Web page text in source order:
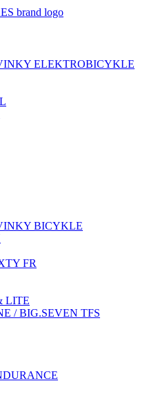
ELEKTROBICYKLE
BICYKLE
FR
LITE
/ BIG.SEVEN TFS